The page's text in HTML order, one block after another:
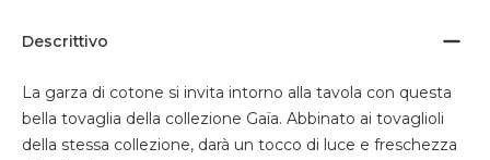
Descrittivo
La garza di cotone si invita intorno alla tavola con questa
bella tovaglia della collezione Gaïa. Abbinato ai tovaglioli
della stessa collezione, darà un tocco di luce e freschezza